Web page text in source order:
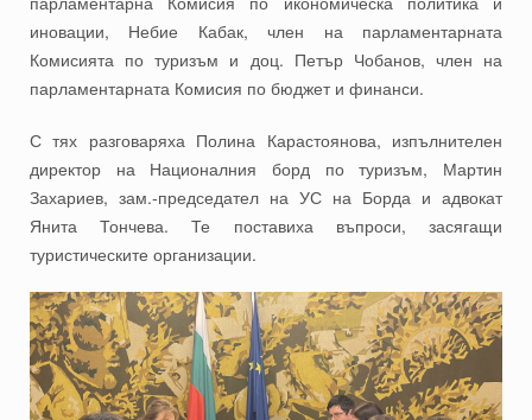
иновации, Небие Кабак, член на парламентарната
Комисията по туризъм и доц. Петър Чобанов, член на
парламентарната Комисия по бюджет и финанси.
С тях разговаряха Полина Карастоянова, изпълнителен
директор на Националния борд по туризъм, Мартин
Захариев, зам.-председател на УС на Борда и адвокат
Янита Тончева. Те поставиха въпроси, засягащи
туристическите организации.